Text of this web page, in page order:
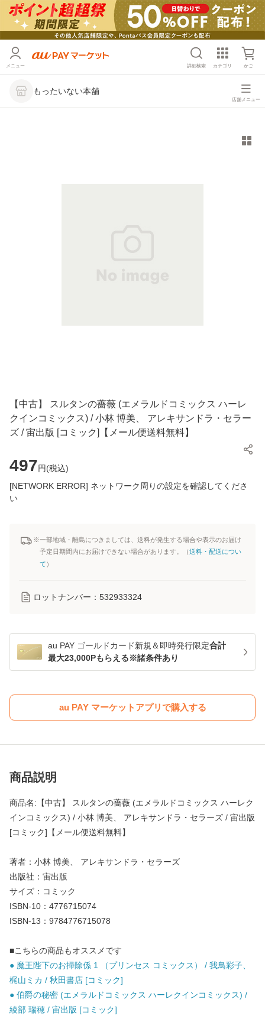
メニュー 詳細検索 カテゴリ かご
もったいない本舗
店舗メニュー
【中古】 スルタンの薔薇 (エメラルドコミックス ハーレ
クインコミックス) / 小林 博美、 アレキサンドラ・セラー
ズ / 宙出版 [コミック]【メール便送料無料】
497円(税込)
[NETWORK ERROR] ネットワーク周りの設定を確認してくださ
い
※一部地域・離島につきましては、送料が発生する場合や表示のお届け
予定日期間内にお届けできない場合があります。（送料・配送につい
て ）
ロットナンバー： 532933324
au PAY ゴールドカード新規＆即時発行限定合計
最大23,000Pもらえる※諸条件あり
au PAY マーケットアプリで購入する
商品説明
商品名:【中古】 スルタンの薔薇 (エメラルドコミックス ハーレク
インコミックス) / 小林 博美、 アレキサンドラ・セラーズ / 宙出版
[コミック]【メール便送料無料】
著者：小林 博美、 アレキサンドラ・セラーズ
出版社：宙出版
サイズ：コミック
ISBN-10：4776715074
ISBN-13：9784776715078
■こちらの商品もオススメです
● 魔王陛下のお掃除係 1 （プリンセス コミックス） / 我鳥彩子、
梶山ミカ / 秋田書店 [コミック]
● 伯爵の秘密 (エメラルドコミックス ハーレクインコミックス) /
綾部 瑞穂 / 宙出版 [コミック]